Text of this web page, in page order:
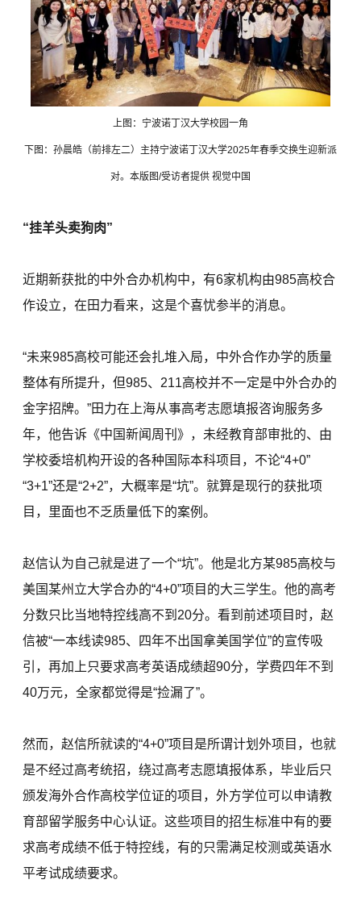
上图：宁波诺丁汉大学校园一角
下图：孙晨皓（前排左二）主持宁波诺丁汉大学2025年春季交换生迎新派
对。本版图/受访者提供 视觉中国
“挂羊头卖狗肉”
近期新获批的中外合办机构中，有6家机构由985高校合
作设立，在田力看来，这是个喜忧参半的消息。
“未来985高校可能还会扎堆入局，中外合作办学的质量
整体有所提升，但985、211高校并不一定是中外合办的
金字招牌。”田力在上海从事高考志愿填报咨询服务多
年，他告诉《中国新闻周刊》，未经教育部审批的、由
学校委培机构开设的各种国际本科项目，不论“4+0”
“3+1”还是“2+2”，大概率是“坑”。就算是现行的获批项
目，里面也不乏质量低下的案例。
赵信认为自己就是进了一个“坑”。他是北方某985高校与
美国某州立大学合办的“4+0”项目的大三学生。他的高考
分数只比当地特控线高不到20分。看到前述项目时，赵
信被“一本线读985、四年不出国拿美国学位”的宣传吸
引，再加上只要求高考英语成绩超90分，学费四年不到
40万元，全家都觉得是“捡漏了”。
然而，赵信所就读的“4+0”项目是所谓计划外项目，也就
是不经过高考统招，绕过高考志愿填报体系，毕业后只
颁发海外合作高校学位证的项目，外方学位可以申请教
育部留学服务中心认证。这些项目的招生标准中有的要
求高考成绩不低于特控线，有的只需满足校测或英语水
平考试成绩要求。